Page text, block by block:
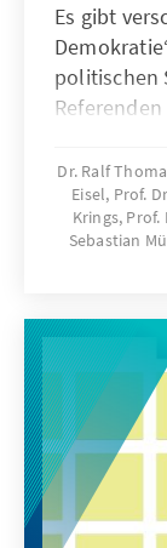
Es gibt
politischen
der
Verfahren
den
der
Potential
Stilisierung
kann.
Dr. Ralf
Eisel, Prof.
Krings, Prof.
Sebastian